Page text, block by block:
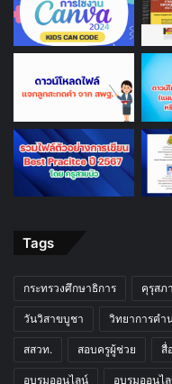
Tags
กระทรวงศึกษาธิการ คุรุสภา
วันวิสาขบูชา วิทยาการค
สสวท. สอบครูผู้ช่วย สื่
อบรมออนไลน์ อบรมออนไ